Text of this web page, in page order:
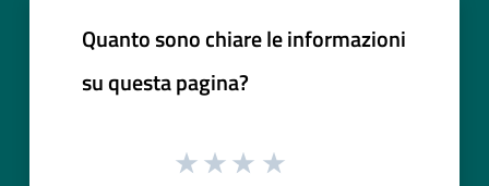
Quanto sono chiare le informazioni
su questa pagina?